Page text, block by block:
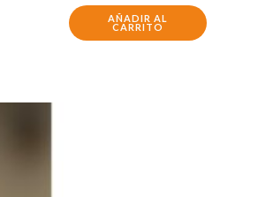
Blanco
Liso
AÑADIR AL
CARRITO